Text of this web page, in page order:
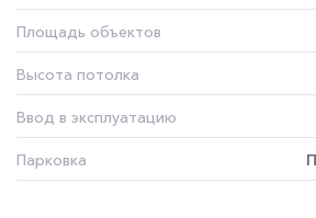
Площадь объектов
Высота потолка
Ввод в эксплуатацию
Парковка